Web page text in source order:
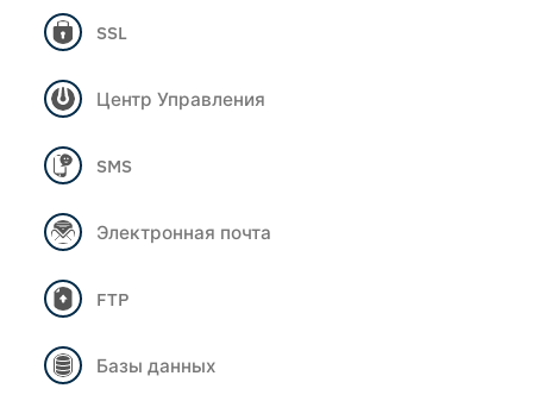
SSL
Центр Управления
SMS
Электронная почта
FTP
Базы данных